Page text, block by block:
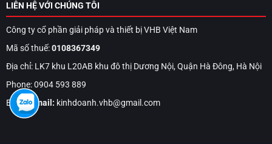
LIÊN HỆ VỚI CHÚNG TÔI
Công ty cổ phần giải pháp và thiết bị VHB Việt Nam
Mã số thuế:0108367349
Địa chỉ: LK7 khu L20AB khu đô thị Dương Nội, Quận Hà Đông, Hà Nội
Phone: 0904 593 889
Email:Email: kinhdoanh.vhb@gmail.com